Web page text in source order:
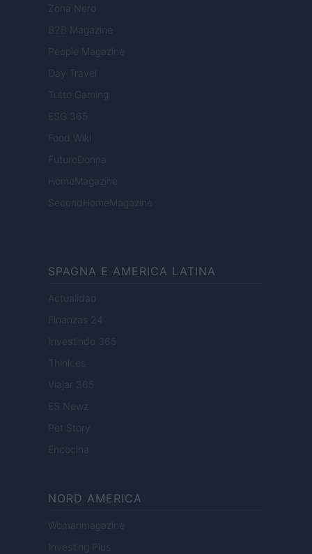
Zona Nerd
B2B Magazine
People Magazine
Day Travel
Tutto Gaming
ESG 365
Food Wiki
FuturoDonna
HomeMagazine
SecondHomeMagazine
SPAGNA E AMERICA LATINA
Actualidad
Finanzas 24
Investindo 365
Think.es
Viajar 365
ES Newz
Pet Story
Encocina
NORD AMERICA
Womanmagazine
Investing Plus